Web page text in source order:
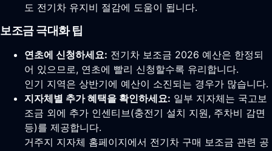
도 전기차 유지비 절감에 도움이 됩니다.
보조금 극대화 팁
연초에 신청하세요: 전기차 보조금 2026 예산은 한정되
어 있으므로, 연초에 빨리 신청할수록 유리합니다.
인기 지역은 상반기에 예산이 소진되는 경우가 많습니다.
지자체별 추가 혜택을 확인하세요: 일부 지자체는 국고보
조금 외에 추가 인센티브(충전기 설치 지원, 주차비 감면
등)를 제공합니다.
거주지 지자체 홈페이지에서 전기차 구매 보조금 관련 공